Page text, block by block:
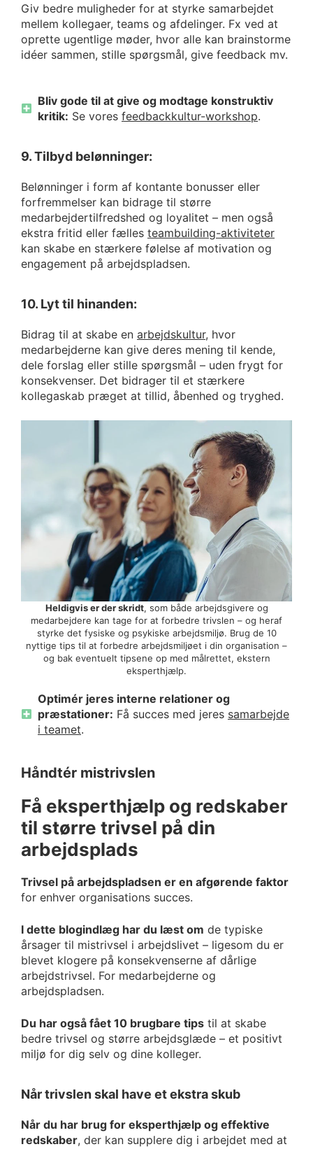
Giv bedre muligheder for at styrke samarbejdet
mellem kollegaer, teams og afdelinger. Fx ved at
oprette ugentlige møder, hvor alle kan brainstorme
idéer sammen, stille spørgsmål, give feedback mv.
Bliv gode til at give og modtage konstruktiv
kritik: Se vores feedbackkultur-workshop.
9. Tilbyd belønninger:
Belønninger i form af kontante bonusser eller
forfremmelser kan bidrage til større
medarbejdertilfredshed og loyalitet – men også
ekstra fritid eller fælles teambuilding-aktiviteter
kan skabe en stærkere følelse af motivation og
engagement på arbejdspladsen.
10. Lyt til hinanden:
Bidrag til at skabe en arbejdskultur, hvor
medarbejderne kan give deres mening til kende,
dele forslag eller stille spørgsmål – uden frygt for
konsekvenser. Det bidrager til et stærkere
kollegaskab præget at tillid, åbenhed og tryghed.
Heldigvis er der skridt, som både arbejdsgivere og
medarbejdere kan tage for at forbedre trivslen – og heraf
styrke det fysiske og psykiske arbejdsmiljø. Brug de 10
nyttige tips til at forbedre arbejdsmiljøet i din organisation –
og bak eventuelt tipsene op med målrettet, ekstern
eksperthjælp.
Optimér jeres interne relationer og
præstationer: Få succes med jeres samarbejde
i teamet.
Håndtér mistrivslen
Få eksperthjælp og redskaber
til større trivsel på din
arbejdsplads
Trivsel på arbejdspladsen er en afgørende faktor
for enhver organisations succes.
I dette blogindlæg har du læst om de typiske
årsager til mistrivsel i arbejdslivet – ligesom du er
blevet klogere på konsekvenserne af dårlige
arbejdstrivsel. For medarbejderne og
arbejdspladsen.
Du har også fået 10 brugbare tips til at skabe
bedre trivsel og større arbejdsglæde – et positivt
miljø for dig selv og dine kolleger.
Når trivslen skal have et ekstra skub
Når du har brug for eksperthjælp og effektive
redskaber, der kan supplere dig i arbejdet med at